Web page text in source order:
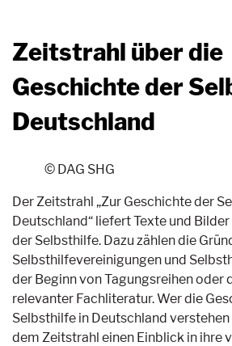
Zeitstrahl über die
Geschichte der
Deutschland
© DAG SHG
Der Zeitstrahl „Zur Geschichte der
Deutschland“ liefert Texte und
der Selbsthilfe. Dazu zählen die
Selbsthilfevereinigungen und
der Beginn von Tagungsreihen oder
relevanter Fachliteratur. Wer die
Selbsthilfe in Deutschland
dem Zeitstrahl einen Einblick in ihre